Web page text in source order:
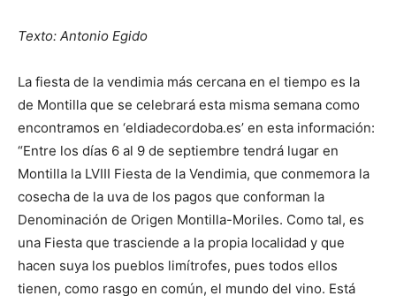
Texto: Antonio Egido
La fiesta de la vendimia más cercana en el tiempo es la
de Montilla que se celebrará esta misma semana como
encontramos en ‘eldiadecordoba.es’ en esta información:
“Entre los días 6 al 9 de septiembre tendrá lugar en
Montilla la LVIII Fiesta de la Vendimia, que conmemora la
cosecha de la uva de los pagos que conforman la
Denominación de Origen Montilla-Moriles. Como tal, es
una Fiesta que trasciende a la propia localidad y que
hacen suya los pueblos limítrofes, pues todos ellos
tienen, como rasgo en común, el mundo del vino. Está